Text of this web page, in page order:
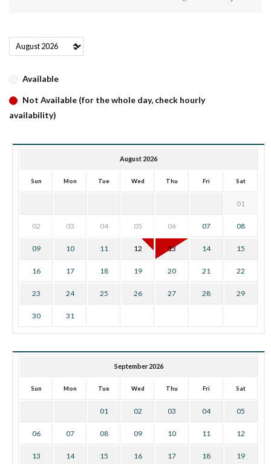
Available
Not Available (for the whole day, check hourly
availability)
August 2026
Sun Mon Tue Wed Thu Fri Sat
01
02 03 04 05 06 07 08
09 10 11 12 13 14 15
16 17 18 19 20 21 22
23 24 25 26 27 28 29
30 31
September 2026
Sun Mon Tue Wed Thu Fri Sat
01 02 03 04 05
06 07 08 09 10 11 12
13 14 15 16 17 18 19